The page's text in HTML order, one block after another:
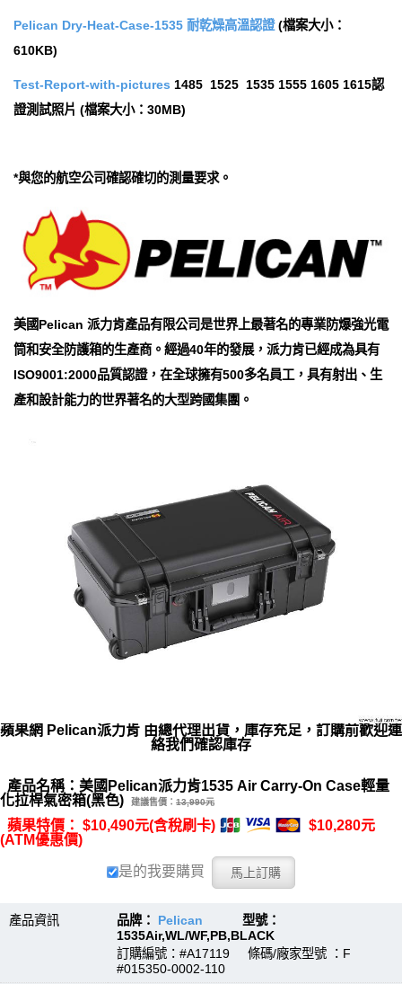
Pelican Dry-Heat-Case-1535 耐乾燥高溫認證(檔案大小：
610KB)
Test-Report-with-pictures 1485 1525 1535 1555 1605 1615認
證測試照片 (檔案大小：30MB)
*與您的航空公司確認確切的測量要求。
美國Pelican 派力肯產品有限公司是世界上最著名的專業防爆強光電
筒和安全防護箱的生產商。經過40年的發展，派力肯已經成為具有
ISO9001:2000品質認證，在全球擁有500多名員工，具有射出、生
產和設計能力的世界著名的大型跨國集團。
蘋果網 Pelican派力肯 由總代理出貨，庫存充足，訂購前歡迎連
絡我們確認庫存
產品名稱：美國Pelican派力肯1535 Air Carry-On Case輕量
化拉桿氣密箱(黑色)
建議售價： 13,990元
蘋果特價： $10,490元(含稅刷卡)
$10,280元
(ATM優惠價)
是的我要購買
產品資訊 品牌： Pelican 型號：
1535Air,WL/WF,PB,BLACK
訂購編號：#A17119 條碼/廠家型號 ：F
#015350-0002-110